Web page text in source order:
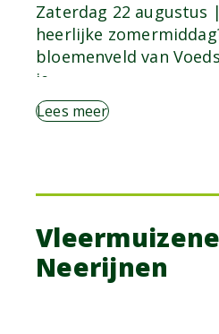
Zaterdag 22 augustus
heerlijke
bloemenveld van
je…
Lees meer
Neerijnen